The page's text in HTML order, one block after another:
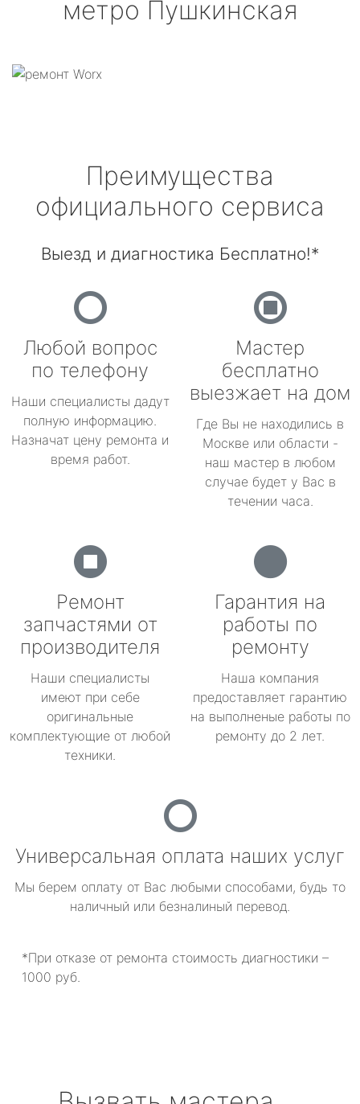
метро Пушкинская
Преимущества
официального сервиса
Выезд и диагностика Бесплатно!*
Любой вопрос
по телефону
Наши специалисты дадут
полную информацию.
Назначат цену ремонта и
время работ.
Мастер
бесплатно
выезжает на дом
Где Вы не находились в
Москве или области -
наш мастер в любом
случае будет у Вас в
течении часа.
Ремонт
запчастями от
производителя
Наши специалисты
имеют при себе
оригинальные
комплектующие от любой
техники.
Гарантия на
работы по
ремонту
Наша компания
предоставляет гарантию
на выполненые работы по
ремонту до 2 лет.
Универсальная оплата наших услуг
Мы берем оплату от Вас любыми способами, будь то
наличный или безналиный перевод.
*При отказе от ремонта стоимость диагностики –
1000 руб.